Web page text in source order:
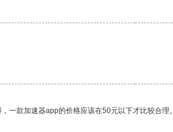
一款加速器app的价格应该在50元以下才比较合理。